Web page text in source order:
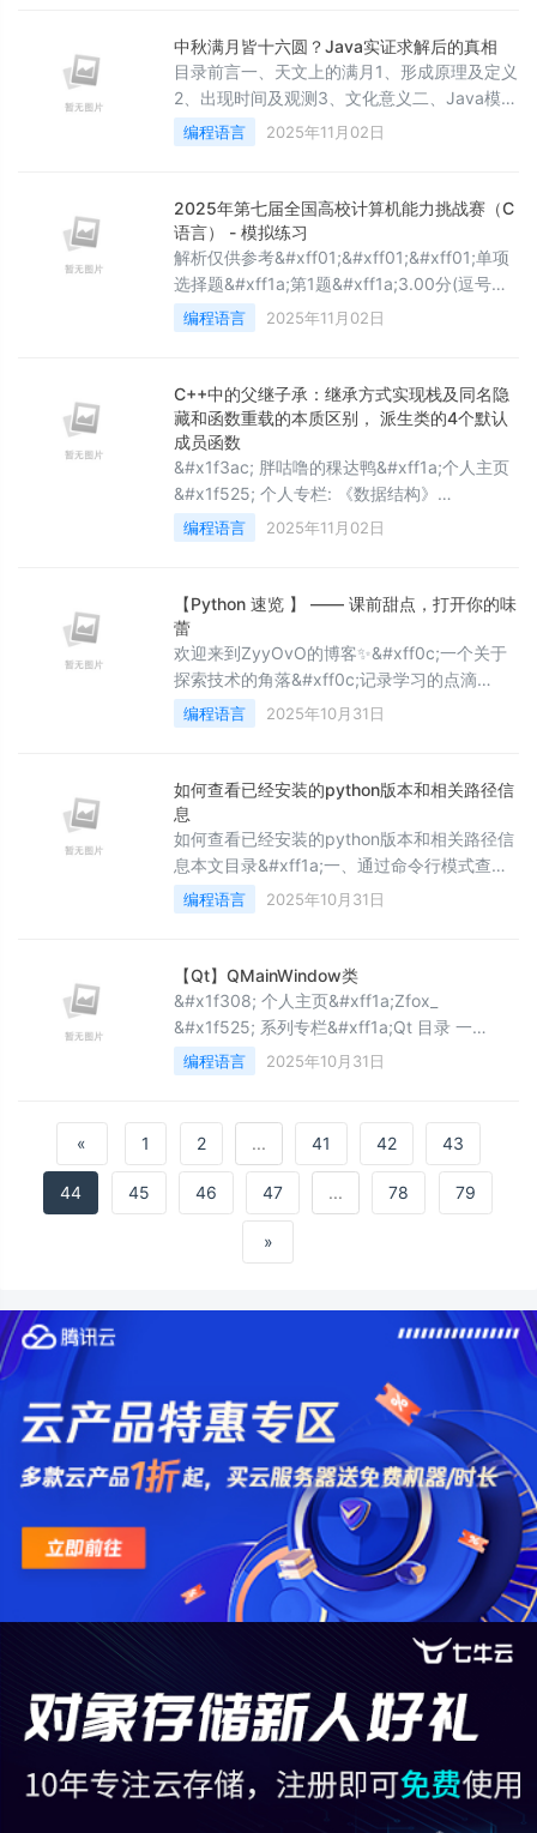
析构 2.2.1 构造&#xff1a; 2.2.2 析构&#xff1a;
2.3 前置必备
中秋满月皆十六圆？Java实证求解后的真相
目录前言一、天文上的满月1、形成原理及定义
2、出现时间及观测3、文化意义二、Java模拟
月满计算1、整体实现逻辑2、主计算方法详解
3、核心天文算法详解3.1 儒略日计算基础3.2
正计算4、辅助方法详解4.1 角度标准化4.2 日
历与儒略日转换4.3 儒略日转日历三、近年中
秋满月计算及对比1、近年中秋满月计算2、近
年计算与公布时间对比四、总结前言
编程语言 2025年11月02日
2025年第七届全国高校计算机能力挑战赛（C
语言） - 模拟练习
解析仅供参考&#xff01;&#xff01;&#xff01;单项
选择题&#xff1a;第1题&#xff1a;3.00分(逗号表
达式&#xff09;下面程序的输出结果是
&#xff08;&#xff09;。 #include&lt;stdio.h&gt;
{s&#43;&#61;(n%10)*(n%10),n/&#
编程语言 2025年11月02日
C++中的父继子承：继承方式实现栈及同名隐
藏和函数重载的本质区别， 派生类的4个默认
成员函数
&#x1f3ac; 胖咕噜的稞达鸭&#xff1a;个人主页
&#x1f525; 个人专栏: 《数据结构》
《C&#43;&#43;初阶高阶》《算法入门》 ⛺️
技术的杠杆&#xff0c;撬动整个世界! 学习完本
佬预知答案几何请移步文章结尾
&#xff01;&#xff09;1. 当子类继承了父类
&#xff0c;父类的私有成员在子类中
编程语言 2025年11月02日
【Python 速览 】 —— 课前甜点，打开你的味
蕾
欢迎来到ZyyOvO的博客✨&#xff0c;一个关于
探索技术的角落&#xff0c;记录学习的点滴
&#x1f4d6;&#xff0c;分享实用的技巧
&#x1f6e0;️&#xff0c;偶尔还有一些奇思妙想
谢支持❤️&#xff01;请尊重原创
&#x1f4e9;&#xff01;欢迎评论区留言交流
&#x1f31f; 个人主页 &#x1f4
编程语言 2025年10月31日
如何查看已经安装的python版本和相关路径信
息
如何查看已经安装的python版本和相关路径信
息本文目录&#xff1a;一、通过命令行模式查询
1、通过命令where python2、通过命令
print(sys.executable)二、在 Anaconda
通过命令行模式查询 同时按window&#43;R
键,输入cmd&#xff0c;打开命令提示符窗口 进
入命令行模式1、通过命令
编程语言 2025年10月31日
【Qt】QMainWindow类
&#x1f308; 个人主页&#xff1a;Zfox_
&#x1f525; 系列专栏&#xff1a;Qt 目录 一
&#xff1a;&#x1f525; QMainWindow 概述
&#x1f98b; 菜单栏 &#x1f380; 具体使用
&#x1f98b; 状态栏 &#x1f98b; 窗口布局
&#x1f380
编程语言 2025年10月31日
« 1 2 ... 41 42 43
44 45 46 47 ... 78 79
»